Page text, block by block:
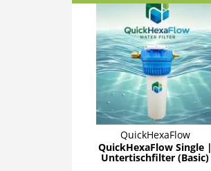
QuickHexaFlow
QuickHexaFlow Single |
Untertischfilter (Basic)